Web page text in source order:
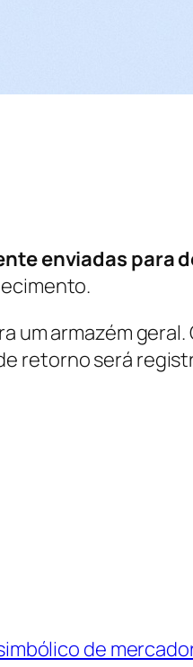
enviadas para
um armazém geral.
retorno será
de